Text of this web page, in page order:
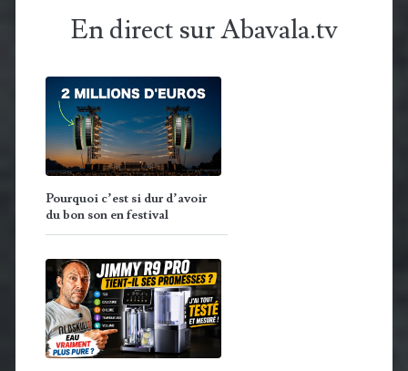
En direct sur Abavala.tv
Pourquoi c’est si dur d’avoir
du bon son en festival